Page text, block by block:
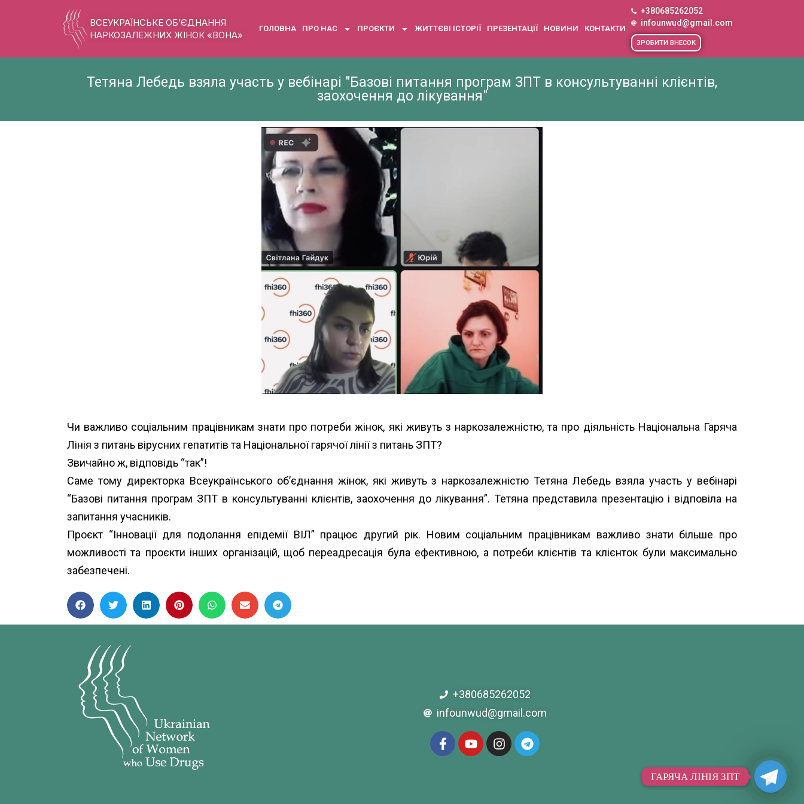
ВСЕУКРАЇНСЬКЕ ОБ’ЄДНАННЯ
НАРКОЗАЛЕЖНИХ ЖІНОК «ВОНА»
ГОЛОВНА ПРО НАС ПРОЄКТИ ЖИТТЄВІ ІСТОРІЇ ПРЕЗЕНТАЦІЇ НОВИНИ КОНТАКТИ
+380685262052
infounwud@gmail.com
ЗРОБИТИ ВНЕСОК
Тетяна Лебедь взяла участь у вебінарі "Базові питання програм ЗПТ в консультуванні клієнтів,
заохочення до лікування"
Чи важливо соціальним працівникам знати про потреби жінок, які живуть з наркозалежністю, та про діяльність Національна Гаряча
Лінія з питань вірусних гепатитівта Національної гарячої лінії з питань ЗПТ?
Звичайно ж, відповідь “так”!
Саме тому директорка Всеукраїнського об’єднання жінок, які живуть з наркозалежністю Тетяна Лебедь взяла участь у вебінарі
“Базові питання програм ЗПТ в консультуванні клієнтів, заохочення до лікування”. Тетяна представила презентацію і відповіла на
запитання учасників.
Проєкт “Інновації для подолання епідемії ВІЛ” працює другий рік. Новим соціальним працівникам важливо знати більше про
можливості та проєкти інших організацій, щоб переадресація була ефективною, а потреби клієнтів та клієнток були максимально
забезпечені.
+380685262052
infounwud@gmail.com
ГАРЯЧА ЛІНІЯ ЗПТ
ГАРЯЧА ЛІНІЯ ЗПТ